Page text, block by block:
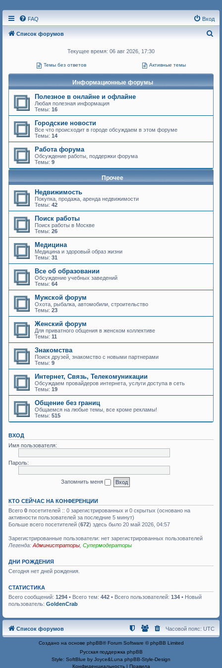
FAQ Вход
Список форумов
Текущее время: 06 авг 2026, 17:30
Темы без ответов Активные темы
Информационные форумы
Полезное в онлайне и офлайне
Любая полезная информация
Темы: 16
Городские новости
Все что происходит в городе обсуждаем в этом форуме
Темы: 14
Работа форума
Обсуждение работы, поддержки форума
Темы: 9
Прочее
Недвижимость
Покупка, продажа, аренда недвижимости
Темы: 42
Поиск работы
Поиск работы в Москве
Темы: 26
Медицина
Медицина и здоровый образ жизни
Темы: 31
Все об образовании
Обсуждение учебных заведений
Темы: 64
Мужской форум
Охота, рыбалка, автомобили, строительство
Темы: 23
Женский форум
Для приватного общения в женском коллективе
Темы: 11
Знакомства
Поиск друзей, знакомство с новыми партнерами
Темы: 9
Интернет, Связь, Телекомуникации
Обсуждаем провайдеров интернета, услуги доступа в сеть
Темы: 19
Общение без границ
Общаемся на любые темы, все кроме рекламы!
Темы: 515
ВХОД
Имя пользователя:
Пароль:
Запомнить меня
КТО СЕЙЧАС НА КОНФЕРЕНЦИИ
Всего 0 посетителей :: 0 зарегистрированных и 0 скрытых (основано на
активности пользователей за последние 5 минут)
Больше всего посетителей (672) здесь было 20 май 2026, 04:57
Зарегистрированные пользователи: нет зарегистрированных пользователей
Легенда: Администраторы Супермодераторы
ДНИ РОЖДЕНИЯ
Сегодня нет дней рождения.
СТАТИСТИКА
Всего сообщений: 1294 • Всего тем: 442 • Всего пользователей: 134 • Новый
пользователь: GoldenCrab
Список форумов Часовой пояс: UTC
Создано на основе phpBB® Forum Software © phpBB Limited
Русская поддержка phpBB
Style: SoftBlue by Joyce&Luna phpBB-Style-Design
Конфиденциальность| Правила